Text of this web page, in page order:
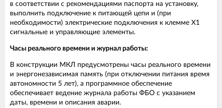
в соответствии с рекомендациями паспорта на установку,
выполнить подключение к питающей цепи и (при
необходимости) электрические подключения к клемме Х1
сигнальные и управляющие элементы.
Часы реального времени и журнал работы:
В конструкции МКЛ предусмотрены часы реального времени
и энергонезависимая память (при отключении питания время
автономности 5 лет), а программное обеспечение
обеспечивает ведение журнала работы ФБО с указанием
даты, времени и описания аварии.